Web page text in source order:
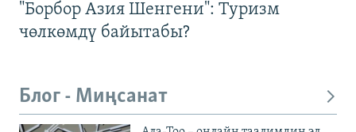
"Борбор Азия Шенгени": Туризм
чөлкөмдү байытабы?
Блог - Миңсанат